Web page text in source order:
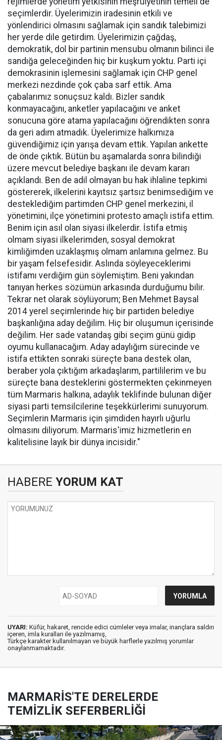
seçimlerdir. Üyelerimizin iradesinin etkili ve
yönlendirici olmasını sağlamak için sandık talebimizi
her yerde dile getirdim. Üyelerimizin çağdaş,
demokratik, dol bir partinin mensubu olmanın bilinci ile
sandığa geleceğinden hiç bir kuşkum yoktu. Parti içi
demokrasinin işlemesini sağlamak için CHP genel
merkezi nezdinde çok çaba sarf ettik. Ama
çabalarımız sonuçsuz kaldı. Bizler sandık
konmayacağını, anketler yapılacağını ve anket
sonucuna göre atama yapılacağını öğrendikten sonra
da geri adım atmadık. Üyelerimize halkımıza
güvendiğimiz için yarışa devam ettik. Yapılan ankette
de önde çıktık. Bütün bu aşamalarda sonra bilindiği
üzere mevcut belediye başkanı ile devam kararı
açıklandı. Ben de adil olmayan bu hak ihlaline tepkimi
göstererek, ilkelerini kayıtsız şartsız benimsediğim ve
desteklediğim partimden CHP genel merkezini, il
yönetimini, ilçe yönetimini protesto amaçlı istifa ettim.
Benim için asıl olan siyasi ilkelerdir. İstifa etmiş
olmam siyasi ilkelerimden, sosyal demokrat
kimliğimden uzaklaşmış olmam anlamına gelmez. Bu
bir yaşam felsefesidir. Aslında söyleyeceklerimi
istifamı verdiğim gün söylemiştim. Beni yakından
tanıyan herkes sözümün arkasında durduğumu bilir.
Tekrar net olarak söylüyorum; Ben Mehmet Baysal
2014 yerel seçimlerinde hiç bir partiden belediye
başkanlığına aday değilim. Hiç bir oluşumun içerisinde
değilim. Her sade vatandaş gibi seçim günü gidip
oyumu kullanacağım. Aday adaylığım sürecinde ve
istifa ettikten sonraki süreçte bana destek olan,
beraber yola çıktığım arkadaşlarım, partililerim ve bu
süreçte bana desteklerini göstermekten çekinmeyen
tüm Marmaris halkına, adaylık teklifinde bulunan diğer
siyasi parti temsilcilerine teşekkürlerimi sunuyorum.
Seçimlerin Marmaris için şimdiden hayırlı uğurlu
olmasını diliyorum. Marmaris'imiz hizmetlerin en
kalitelisine layık bir dünya incisidir."
HABERE YORUM KAT
UYARI: Küfür, hakaret, rencide edici cümleler veya imalar, inançlara saldırı
içeren, imla kuralları ile yazılmamış,
Türkçe karakter kullanılmayan ve büyük harflerle yazılmış yorumlar
onaylanmamaktadır.
MARMARİS'TE DERELERDE
TEMİZLİK SEFERBERLİĞİ